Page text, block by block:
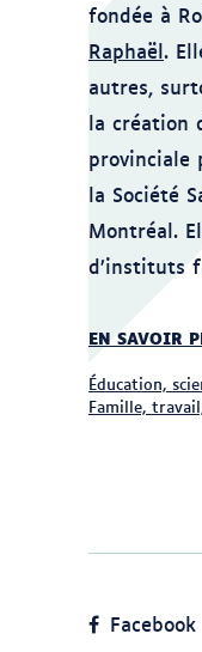
fondée à
Raphaël.
autres,
la création
provinciale
la Société
Montréal.
d’instituts
EN SAVOIR
Éducation,
Famille,
Facebook